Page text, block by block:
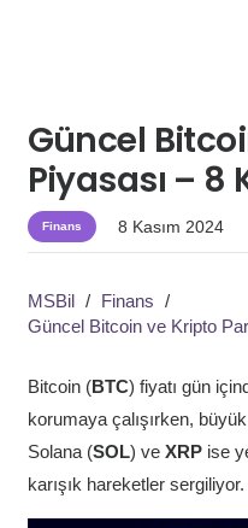
Güncel
Piyasası – 8
Finans 8 Kasım 2024
MSBil / Finans /
Güncel Bitcoin ve Kripto
Bitcoin (BTC) fiyatı gün
korumaya çalışırken,
Solana (SOL) ve XRPise
karışık hareketler sergiliyor.